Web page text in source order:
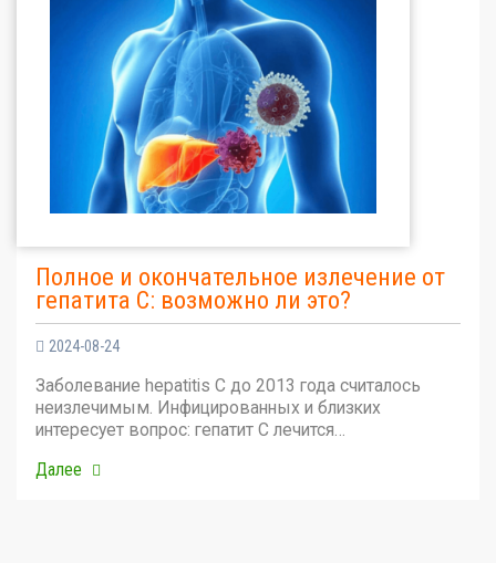
Полное и окончательное излечение от
гепатита С: возможно ли это?
2024-08-24
Заболевание hepatitis C до 2013 года считалось
неизлечимым. Инфицированных и близких
интересует вопрос: гепатит С лечится…
Далее